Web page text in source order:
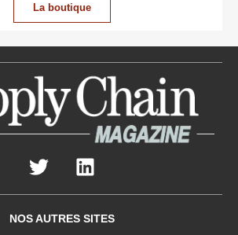
La boutique
NOS AUTRES SITES